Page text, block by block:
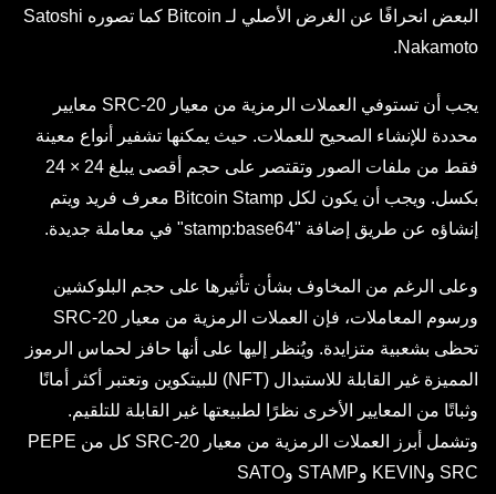
البعض انحرافًا عن الغرض الأصلي لـ Bitcoin كما تصوره Satoshi
Nakamoto.
يجب أن تستوفي العملات الرمزية من معيار SRC-20 معايير
محددة للإنشاء الصحيح للعملات. حيث يمكنها تشفير أنواع معينة
فقط من ملفات الصور وتقتصر على حجم أقصى يبلغ 24 × 24
بكسل. ويجب أن يكون لكل Bitcoin Stamp معرف فريد ويتم
إنشاؤه عن طريق إضافة "stamp:base64" في معاملة جديدة.
وعلى الرغم من المخاوف بشأن تأثيرها على حجم البلوكشين
ورسوم المعاملات، فإن العملات الرمزية من معيار SRC-20
تحظى بشعبية متزايدة. ويُنظر إليها على أنها حافز لحماس الرموز
المميزة غير القابلة للاستبدال (NFT) للبيتكوين وتعتبر أكثر أمانًا
وثباتًا من المعايير الأخرى نظرًا لطبيعتها غير القابلة للتلقيم.
وتشمل أبرز العملات الرمزية من معيار SRC-20 كل من PEPE
SRC وKEVIN وSTAMP وSATO